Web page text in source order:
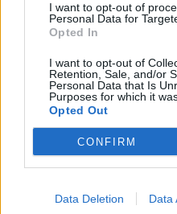
I want to opt-out of
Personal Data for
Opted In
I want to opt-out of
Retention, Sale, and/or
Personal Data that Is
Purposes for which it
Opted Out
CONFIRM
Data Deletion Data
2026. augusztus 07.,
Románul is
kezdődő
készülhetnek a